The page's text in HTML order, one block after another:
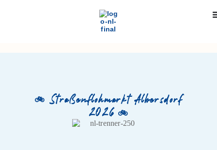
🚲 Straßenflohmarkt Albersdorf
2026 🚲